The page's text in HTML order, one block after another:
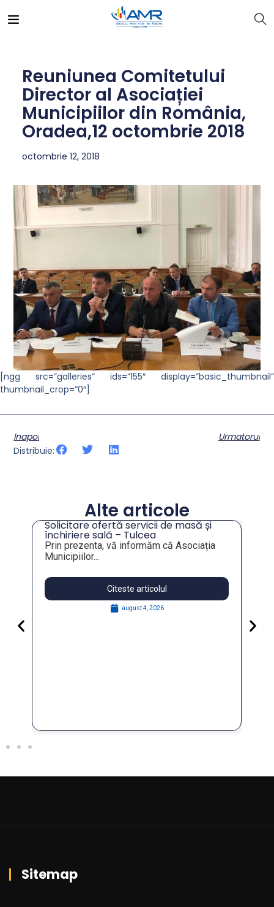
Reuniunea Comitetului
Director al Asociației
Municipiilor din România,
Oradea,12 octombrie 2018
octombrie 12, 2018
[ngg src=”galleries” ids=”155″ display=”basic_thumbnail”
thumbnail_crop=”0″]
Inapoi
Urmatorul
Distribuie:
Alte articole
Solicitare ofertă servicii de masă și
închiriere sală – Tulcea
Prin prezenta, vă informăm că Asociația
Municipiilor...
Citeste articolul
august 4, 2026
Sitemap